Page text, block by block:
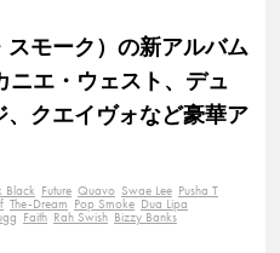
モーク）の新アルバム
ニエ・ウェスト、デュ
クエイヴォなど豪華ア
Black Future Quavo Swae Lee Pusha T
The-Dream Pop Smoke Dua Lipa
Faith Rah Swish Bizzy Banks